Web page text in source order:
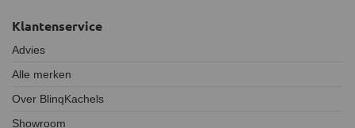
Klantenservice
Advies
Alle merken
Over BlinqKachels
Showroom